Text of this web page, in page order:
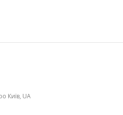
Київ, UA